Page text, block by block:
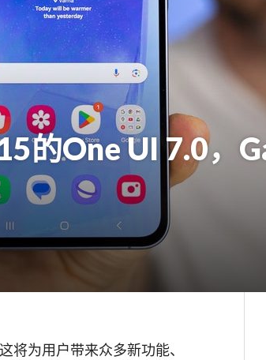
的One UI 7.0，
将为用户带来众多新功能、